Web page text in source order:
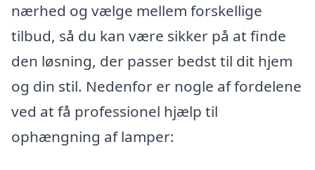
nærhed og vælge mellem forskellige
tilbud, så du kan være sikker på at finde
den løsning, der passer bedst til dit hjem
og din stil. Nedenfor er nogle af fordelene
ved at få professionel hjælp til
ophængning af lamper: